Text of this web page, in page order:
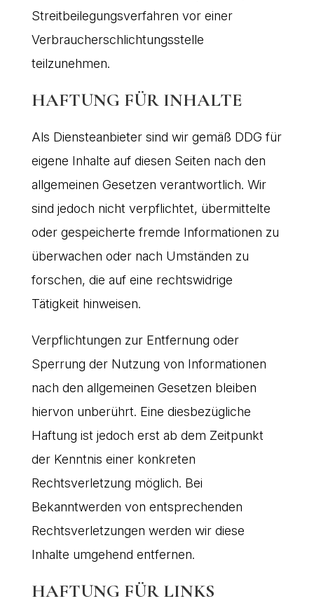
Streitbeilegungsverfahren vor einer
Verbraucherschlichtungsstelle
teilzunehmen.
HAFTUNG FÜR INHALTE
Als Diensteanbieter sind wir gemäß DDG für
eigene Inhalte auf diesen Seiten nach den
allgemeinen Gesetzen verantwortlich. Wir
sind jedoch nicht verpflichtet, übermittelte
oder gespeicherte fremde Informationen zu
überwachen oder nach Umständen zu
forschen, die auf eine rechtswidrige
Tätigkeit hinweisen.
Verpflichtungen zur Entfernung oder
Sperrung der Nutzung von Informationen
nach den allgemeinen Gesetzen bleiben
hiervon unberührt. Eine diesbezügliche
Haftung ist jedoch erst ab dem Zeitpunkt
der Kenntnis einer konkreten
Rechtsverletzung möglich. Bei
Bekanntwerden von entsprechenden
Rechtsverletzungen werden wir diese
Inhalte umgehend entfernen.
HAFTUNG FÜR LINKS